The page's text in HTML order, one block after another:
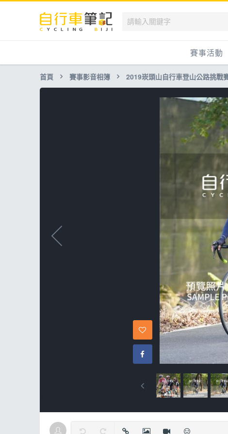
賽事活動
國內
國外
兒童滑步
跟著筆記
首頁 賽事影音相簿 2019崁頭山自行車登山公路挑戰